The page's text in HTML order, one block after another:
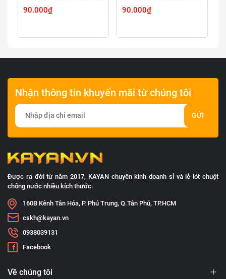
90.000₫ 90.000₫
Nhận thông tin khuyến mãi từ chúng tôi
GỬI
Được ra đời từ năm 2017, KAYAN chuyên kinh doanh sỉ và lẻ lót chuột
chống nước nhiều kích thước.
160B Kênh Tân Hóa, P. Phú Trung, Q.Tân Phú, TP.HCM
cskh@kayan.vn
0938039131
Facebook
Về chúng tôi